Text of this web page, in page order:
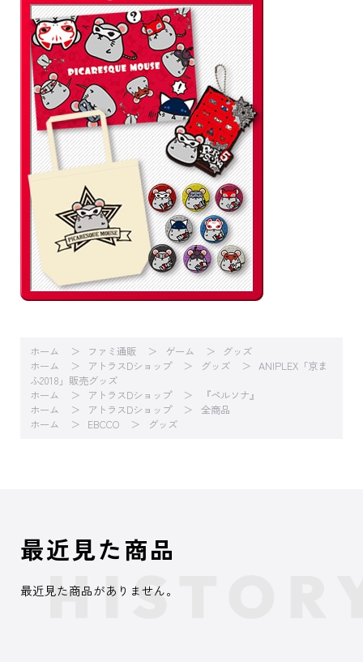
ホーム ファミ通販 ゲーム
グッズ
ホーム
アトラスDショップ グッズ
ANIPLEX「京ま
ふ2018」販売グッズ
ホーム
アトラスDショップ
『ペルソナ』
ホーム
アトラスDショップ
全商品
ホーム
EBCCO グッズ
最近見た商品
最近見た商品がありません。